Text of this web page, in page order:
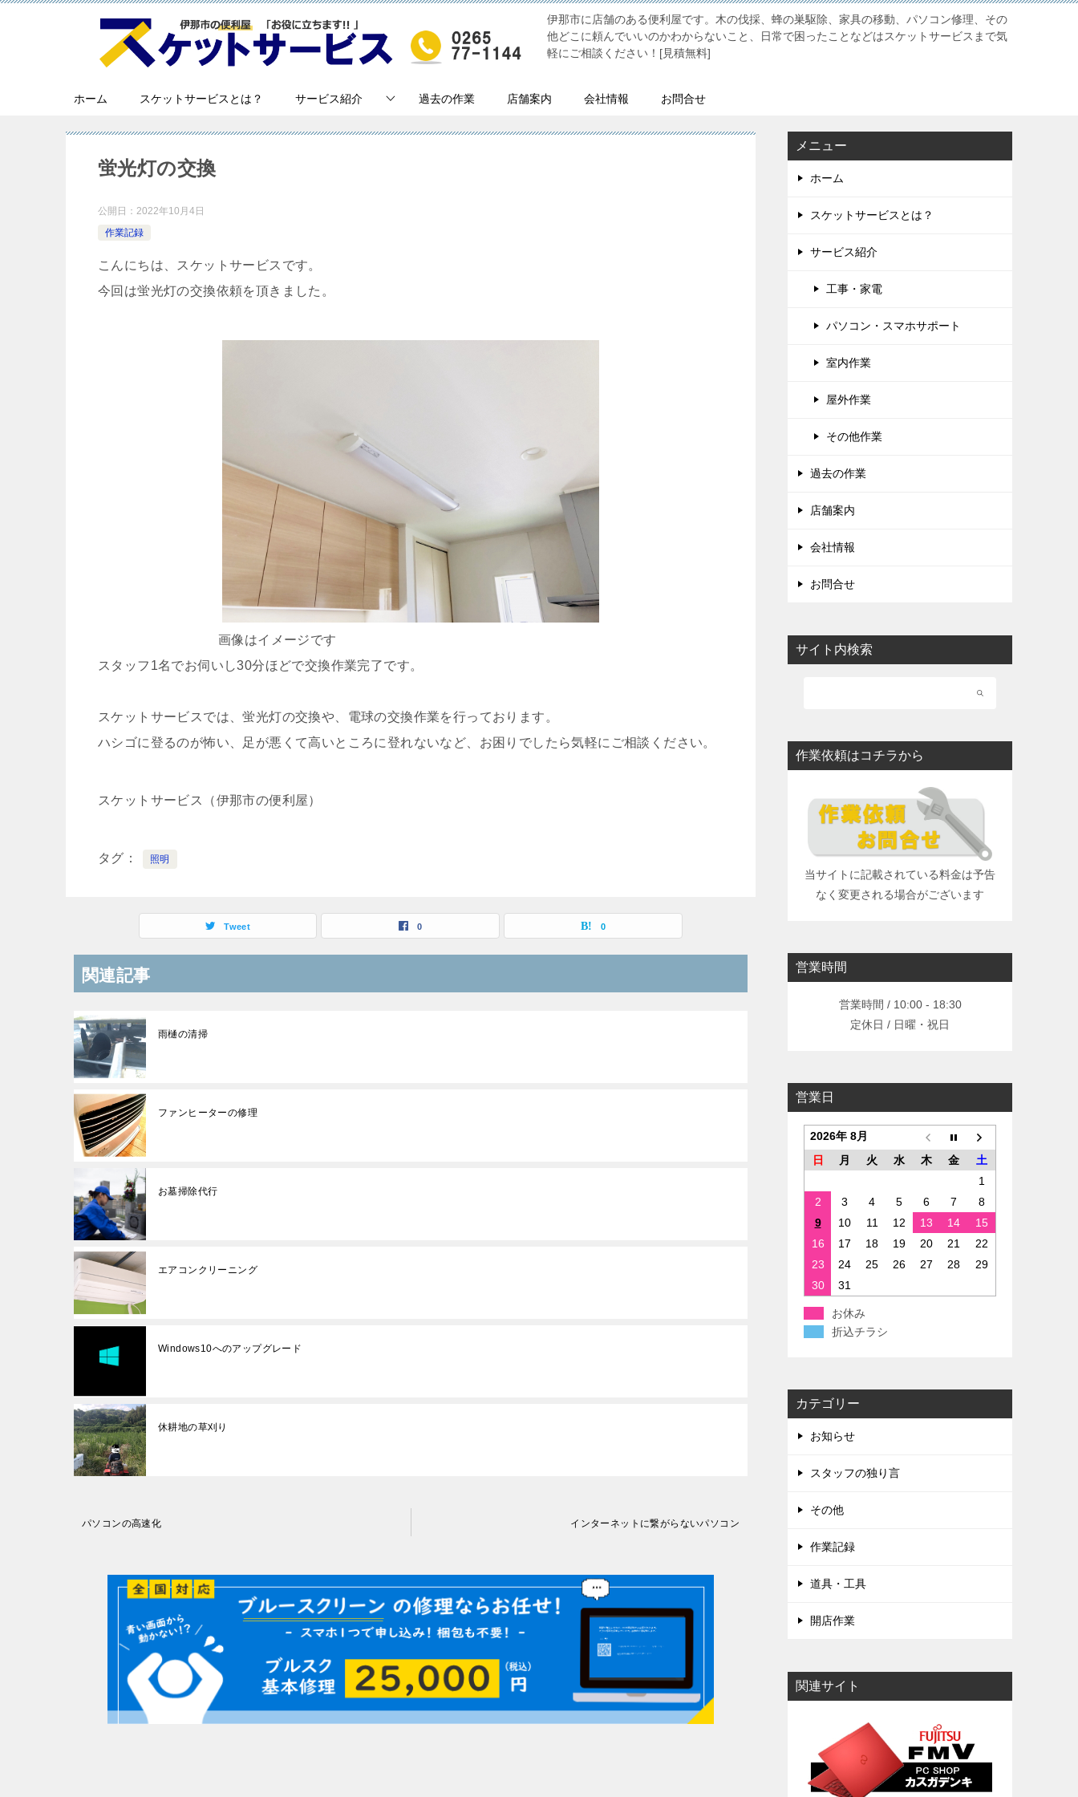
伊那市に店舗のある便利屋です。木の伐採、蜂の巣駆除、家具の移動、パソコン修理、その
他どこに頼んでいいのかわからないこと、日常で困ったことなどはスケットサービスまで気
軽にご相談ください！[見積無料]
ホーム スケットサービスとは？ サービス紹介 過去の作業 店舗案内 会社情報 お問合せ
蛍光灯の交換
公開日： 2022年10月4日
作業記録
こんにちは、スケットサービスです。
今回は蛍光灯の交換依頼を頂きました。
画像はイメージです
スタッフ1名でお伺いし30分ほどで交換作業完了です。
スケットサービスでは、蛍光灯の交換や、電球の交換作業を行っております。
ハシゴに登るのが怖い、足が悪くて高いところに登れないなど、お困りでしたら気軽にご相談ください。
スケットサービス（伊那市の便利屋）
タグ 照明
Tweet 0 0
関連記事
雨樋の清掃
ファンヒーターの修理
お墓掃除代行
エアコンクリーニング
Windows10へのアップグレード
休耕地の草刈り
投パソコンの高速化 インターネットに繋がらないパソコン
メニュー
ホーム
スケットサービスとは？
サービス紹介
工事・家電
パソコン・スマホサポート
室内作業
屋外作業
その他作業
過去の作業
店舗案内
会社情報
お問合せ
サイト内検索
作業依頼はコチラから
当サイトに記載されている料金は予告
なく変更される場合がございます
営業時間
営業時間 / 10:00 - 18:30
定休日 / 日曜・祝日
営業日
2026年 8月
日
月 火 水 木 金
土
1
2
3 4 5 6 7
8
9
10 11 12 13 14
15
16
17 18 19 20 21
22
23
24 25 26 27 28
29
30
31
お休み
折込チラシ
カテゴリー
お知らせ
スタッフの独り言
その他
作業記録
道具・工具
開店作業
関連サイト